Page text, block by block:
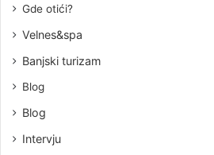
Gde otići?
Velnes&spa
Banjski turizam
Blog
Blog
Intervju